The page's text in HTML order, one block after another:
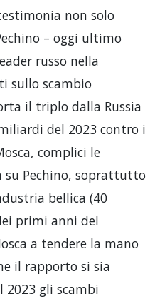
non solo
– oggi ultimo
russo nella
sullo scambio
il triplo dalla Russia
del 2023 contro i
complici le
su Pechino, soprattutto
bellica (40
primi anni del
a tendere la mano
il rapporto si sia
2023 gli scambi